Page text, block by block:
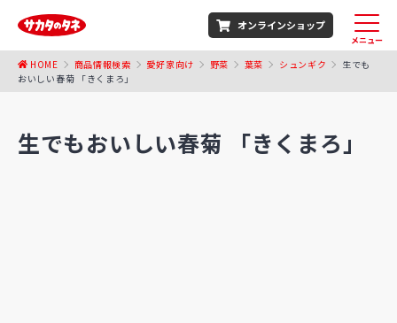
オンラインショップ
メニュー
HOME 商品情報検索 愛好家向け 野菜 葉菜 シュンギク
生でも
おいしい春菊 「きくまろ」
生でもおいしい春菊 「きくまろ」